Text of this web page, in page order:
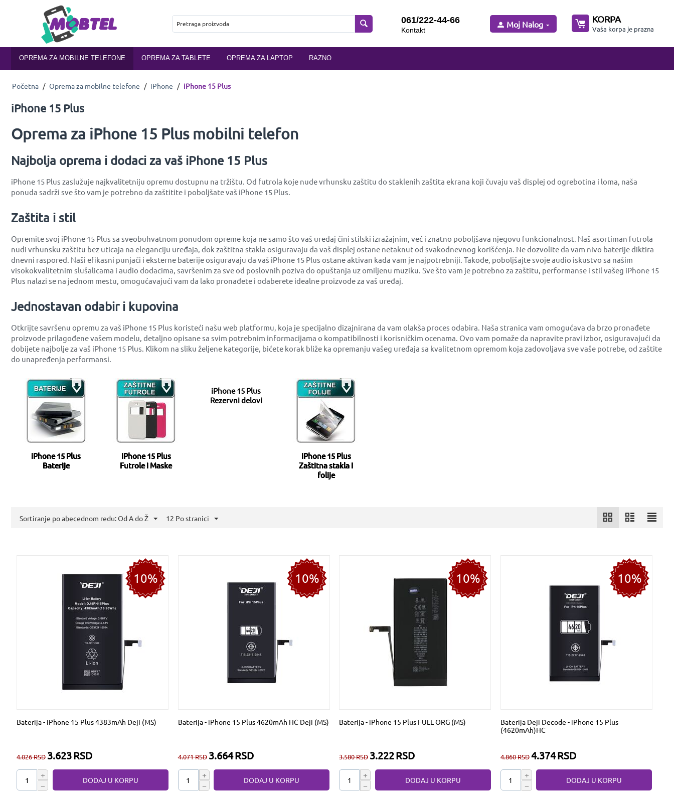
061/222-44-66
Kontakt
Moj Nalog KORPA
Vaša korpa je prazna
OPREMA ZA MOBILNE TELEFONE OPREMA ZA TABLETE OPREMA ZA LAPTOP RAZNO
Početna / Oprema za mobilne telefone / iPhone / iPhone 15 Plus
iPhone 15 Plus
Oprema za iPhone 15 Plus mobilni telefon
Najbolja oprema i dodaci za vaš iPhone 15 Plus
iPhone 15 Plus zaslužuje najkvalitetniju opremu dostupnu na tržištu. Od futrola koje nude vrhunsku zaštitu do staklenih zaštita ekrana koji čuvaju vaš displej od ogrebotina i loma, naša
ponuda sadrži sve što vam je potrebno da zaštitite i poboljšate vaš iPhone 15 Plus.
Zaštita i stil
Opremite svoj iPhone 15 Plus sa sveobuhvatnom ponudom opreme koja ne samo što vaš uređaj čini stilski izražajnim, već i znatno poboljšava njegovu funkcionalnost. Naš asortiman futrola
nudi vrhunsku zaštitu bez uticaja na eleganciju uređaja, dok zaštitna stakla osiguravaju da vaš displej ostane netaknut od svakodnevnog korišćenja. Ne dozvolite da vam nivo baterije diktira
dnevni raspored. Naši efikasni punjači i eksterne baterije osiguravaju da vaš iPhone 15 Plus ostane aktivan kada vam je najpotrebniji. Takođe, poboljšajte svoje audio iskustvo sa našim
visokokvalitetnim slušalicama i audio dodacima, savršenim za sve od poslovnih poziva do opuštanja uz omiljenu muziku. Sve što vam je potrebno za zaštitu, performanse i stil vašeg iPhone 15
Plus nalazi se na jednom mestu, omogućavajući vam da lako pronađete i odaberete idealne proizvode za vaš uređaj.
Jednostavan odabir i kupovina
Otkrijte savršenu opremu za vaš iPhone 15 Plus koristeći našu web platformu, koja je specijalno dizajnirana da vam olakša proces odabira. Naša stranica vam omogućava da brzo pronađete
proizvode prilagođene vašem modelu, detaljno opisane sa svim potrebnim informacijama o kompatibilnosti i korisničkim ocenama. Ovo vam pomaže da napravite pravi izbor, osiguravajući da
dobijete najbolje za vaš iPhone 15 Plus. Klikom na sliku željene kategorije, bićete korak bliže ka opremanju vašeg uređaja sa kvalitetnom opremom koja zadovoljava sve vaše potrebe, od zaštite
do unapređenja performansi.
iPhone 15 Plus
Baterije
iPhone 15 Plus
Futrole i Maske
iPhone 15 Plus
Rezervni delovi
iPhone 15 Plus
Zaštitna stakla I
folije
Sortiranje po abecednom redu: Od A do Ž 12 Po stranici
10%
Baterija - iPhone 15 Plus 4383mAh Deji (MS)
4.026RSD 3.623RSD
+
−
DODAJ U KORPU
10%
Baterija - iPhone 15 Plus 4620mAh HC Deji (MS)
4.071RSD 3.664RSD
+
−
DODAJ U KORPU
10%
Baterija - iPhone 15 Plus FULL ORG (MS)
3.580RSD 3.222RSD
+
−
DODAJ U KORPU
10%
Baterija Deji Decode - iPhone 15 Plus
(4620mAh)HC
4.860RSD 4.374RSD
+
−
DODAJ U KORPU